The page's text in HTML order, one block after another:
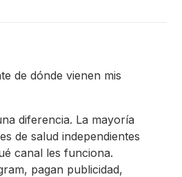
de dónde vienen mis
diferencia. La mayoría
de salud independientes
canal les funciona.
pagan publicidad,